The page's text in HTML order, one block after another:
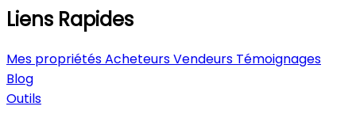
Liens Rapides
Mes propriétésAcheteursVendeurs Témoignages
Blog
Outils